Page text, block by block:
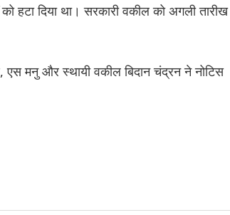
हटा दिया था। सरकारी वकील को अगली तारीख
एस मनु और स्थायी वकील बिदान चंद्रन ने नोटिस